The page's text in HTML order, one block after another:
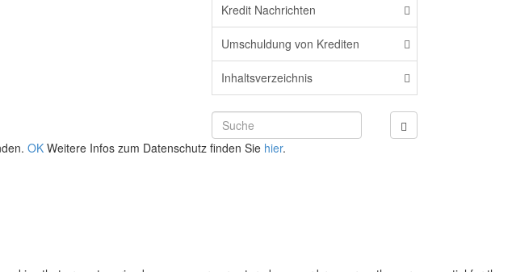
Kredit Nachrichten
Umschuldung von Krediten
Inhaltsverzeichnis
OK Weitere Infos zum Datenschutz finden Sie hier.